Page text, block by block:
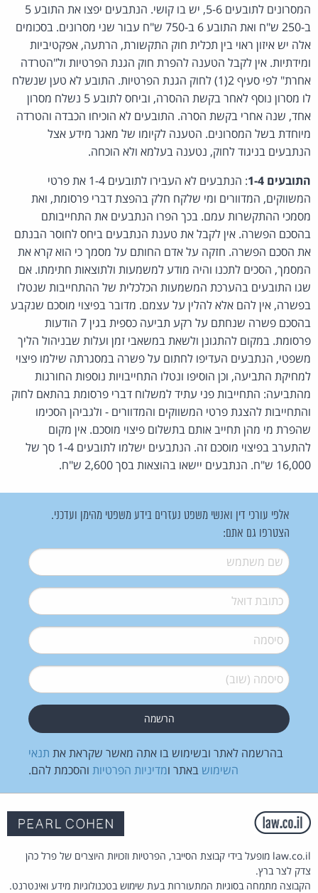
המסרונים לתובעים 5-6, יש בו קושי. הנתבעים יפצו את התובע 5
ב-250 ש"ח ואת התובע 6 ב-750 ש"ח עבור שני מסרונים. בסכומים
אלה יש איזון ראוי בין תכלית חוק התקשורת, הרתעה, אפקטיביות
ומידתיות. אין לקבל הטענה להפרת חוק הגנת הפרטיות ול"הטרדה
אחרת" לפי סעיף 2(1) לחוק הגנת הפרטיות. התובע לא טען שנשלח
לו מסרון נוסף לאחר בקשת ההסרה, וביחס לתובע 5 נשלח מסרון
אחד, שנה אחרי בקשת הסרה. התובעים לא הוכיחו הכבדה והטרדה
מיוחדת בשל המסרונים. הטענה לקיומו של מאגר מידע אצל
הנתבעים בניגוד לחוק, נטענה בעלמא ולא הוכחה.
התובעים 1-4
: הנתבעים לא העבירו לתובעים 1-4 את פרטי
המשווקים, המדוורים ומי שלקח חלק בהפצת דברי פרסומת, ואת
מסמכי ההתקשרות עמם. בכך הפרו הנתבעים את התחייבותם
בהסכם הפשרה. אין לקבל את טענת הנתבעים ביחס לחוסר הבנתם
את הסכם הפשרה. חזקה על אדם החותם על מסמך כי הוא קרא את
המסמך, הסכים לתכנו והיה מודע למשמעות ולתוצאות חתימתו. אם
שגו התובעים בהערכת המשמעות הכלכלית של ההתחייבות שנטלו
בפשרה, אין להם אלא להלין על עצמם. מדובר בפיצוי מוסכם שנקבע
בהסכם פשרה שנחתם על רקע תביעה כספית בגין 7 הודעות
פרסומת. במקום להתגונן ולשאת במשאבי זמן ועלות שבניהול הליך
משפטי, הנתבעים העדיפו לחתום על פשרה במסגרתה שילמו פיצוי
למחיקת התביעה, וכן הוסיפו ונטלו התחייבויות נוספות החורגות
מהתביעה: התחייבות פני עתיד למשלוח דברי פרסומת בהתאם לחוק
והתחייבות להצגת פרטי המשווקים והמדוורים - ולגביהן הסכימו
שהפרת מי מהן תחייב אותם בתשלום פיצוי מוסכם. אין מקום
להתערב בפיצוי מוסכם זה. הנתבעים ישלמו לתובעים 1-4 סך של
16,000 ש"ח. הנתבעים יישאו בהוצאות בסך 2,600 ש"ח.
אלפי עורכי דין ואנשי משפט נעזרים בידע משפטי מהימן ועדכני.
הצטרפו גם אתם:
שם משתמש*
דואל*
סיסמה*
סיסמה (שוב)*
בהרשמה לאתר ובשימוש בו אתה מאשר שקראת את תנאי
השימוש באתר ומדיניות הפרטיות והסכמת להם.
law.co.il מופעל בידי קבוצת הסייבר, הפרטיות וזכויות היוצרים של פרל כהן
צדק לצר ברץ.
הקבוצה מתמחה בסוגיות המתעוררות בעת שימוש בטכנולוגיות מידע ואינטרנט.